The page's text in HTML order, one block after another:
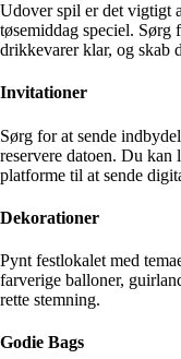
Udover spil er det vigtigt
tøsemiddag speciel. Sørg
drikkevarer klar, og skab
Invitationer
Sørg for at sende
reservere datoen. Du
platforme til at sende
Dekorationer
Pynt festlokalet med
farverige balloner,
rette stemning.
Godie Bags